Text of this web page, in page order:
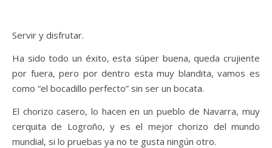
Servir y disfrutar.
Ha sido todo un éxito, esta súper buena, queda crujiente
por fuera, pero por dentro esta muy blandita, vamos es
como “el bocadillo perfecto” sin ser un bocata.
El chorizo casero, lo hacen en un pueblo de Navarra, muy
cerquita de Logroño, y es el mejor chorizo del mundo
mundial, si lo pruebas ya no te gusta ningún otro.